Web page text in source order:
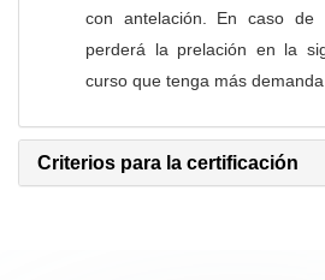
con antelación. En caso de
perderá la prelación en la
curso que tenga más demanda
Criterios para la certificación